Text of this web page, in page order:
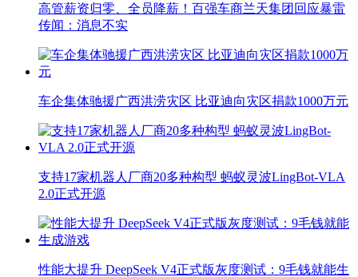
高管薪资归零、全员降薪！百强车商兰天集团回应暴雷
传闻：消息不实
车企集体驰援广西洪涝灾区 比亚迪向灾区捐款1000万元
支持17家机器人厂商20多种构型 蚂蚁灵波LingBot-VLA
2.0正式开源
性能大提升 DeepSeek V4正式版灰度测试：9毛钱就能生